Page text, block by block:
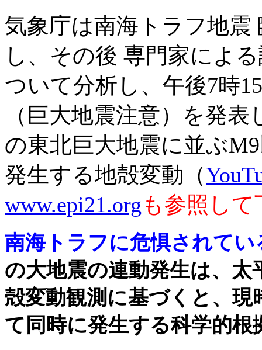
気象庁は南海トラフ地震
し、その後 専門家によ
ついて分析し、午後7時
（巨大地震注意）を発
の東北巨大地震に並ぶ
発生する地殻変動（
www.epi21.orgも参照し
南海トラフに危惧されて
の大地震の連動発生は、太
殻変動観測に基づくと、
て同時に発生する科学的